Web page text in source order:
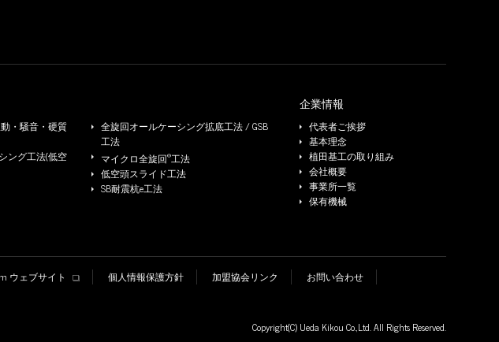
・騒音・硬質
全旋回オールケーシング拡底工法 / GSB
工法
ング工法(低空
マイクロ全旋回®工法
低空頭スライド工法
SB耐震杭e工法
企業情報
代表者ご挨拶
基本理念
植田基工の取り組み
会社概要
事業所一覧
保有機械
ウェブサイト 個人情報保護方針 加盟協会リンク お問い合わせ
Copyright(C) Ueda Kikou Co.,Ltd.All Rights Reserved.